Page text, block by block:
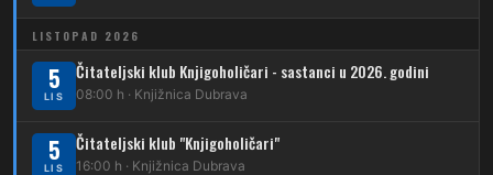
263 Dubec – Sesvete–Kašina – Pl.Gornja
264 Dubec – Sesvete – Jesenovec
267
270 Dubec – Sesvete – Blaguša
LISTOPAD 2026
5
LIS
Čitateljski klub Knjigoholičari - sastanci u 2026. godini
08:00 h · Knjižnica Dubrava
5
LIS
Čitateljski klub "Knjigoholičari"
16:00 h · Knjižnica Dubrava